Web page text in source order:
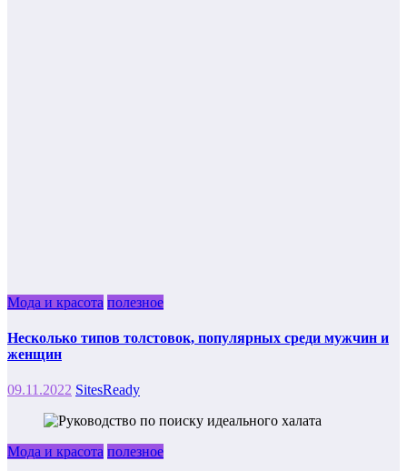
Мода и красота полезное
Несколько типов толстовок, популярных среди мужчин и
женщин
09.11.2022 SitesReady
Мода и красота полезное